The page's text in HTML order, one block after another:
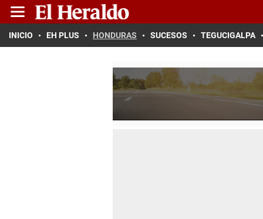
INICIO EH PLUS HONDURAS SUCESOS TEGUCIGALPA